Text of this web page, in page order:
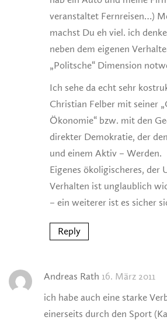
veranstaltet Fernreisen…)
machst Du eh viel. ich
neben dem eigenen
„Politsche“ Dimension
Ich sehe da echt sehr
Christian Felber mit seiner
Ökonomie“ bzw. mit den
direkter Demokratie, der
und einem Aktiv – Werden.
Eigenes ökoligischeres, der
Verhalten ist unglaublich
– ein weiterer ist es sicher
Reply
Andreas Rath 16. März 2011
ich habe auch eine starke
einerseits durch den Sport